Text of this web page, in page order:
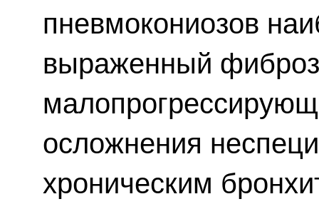
пневмокониозов
выраженный
осложнения
хроническим